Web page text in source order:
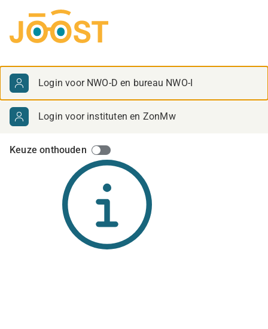
Selecteer inlogmethode
Login voor NWO-D en bureau NWO-I
Login voor instituten en ZonMw
Keuze onthouden